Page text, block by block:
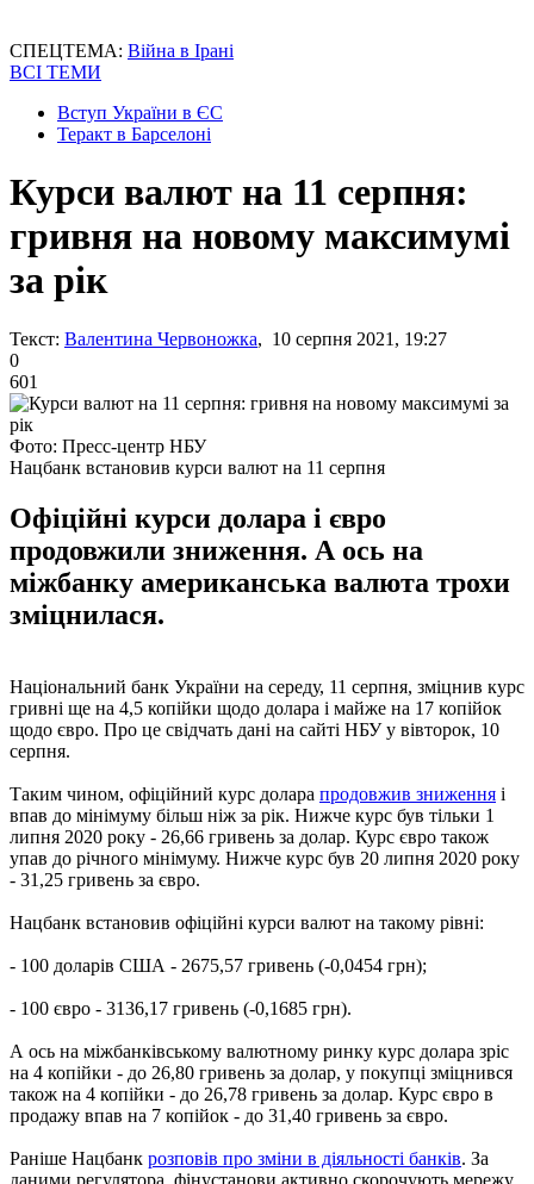
СПЕЦТЕМА: Війна в Ірані
ВСІ ТЕМИ
Вступ України в ЄС
Теракт в Барселоні
Курси валют на 11 серпня:
гривня на новому максимумі
за рік
Текст: Валентина Червоножка, 10 серпня 2021, 19:27
0
601
Фото: Пресс-центр НБУ
Нацбанк встановив курси валют на 11 серпня
Офіційні курси долара і євро
продовжили зниження. А ось на
міжбанку американська валюта трохи
зміцнилася.
Національний банк України на середу, 11 серпня, зміцнив курс
гривні ще на 4,5 копійки щодо долара і майже на 17 копійок
щодо євро. Про це свідчать дані на сайті НБУ у вівторок, 10
серпня.
Таким чином, офіційний курс долара продовжив зниження і
впав до мінімуму більш ніж за рік. Нижче курс був тільки 1
липня 2020 року - 26,66 гривень за долар. Курс євро також
упав до річного мінімуму. Нижче курс був 20 липня 2020 року
- 31,25 гривень за євро.
Нацбанк встановив офіційні курси валют на такому рівні:
- 100 доларів США - 2675,57 гривень (-0,0454 грн);
- 100 євро - 3136,17 гривень (-0,1685 грн).
А ось на міжбанківському валютному ринку курс долара зріс
на 4 копійки - до 26,80 гривень за долар, у покупці зміцнився
також на 4 копійки - до 26,78 гривень за долар. Курс євро в
продажу впав на 7 копійок - до 31,40 гривень за євро.
Раніше Нацбанк розповів про зміни в діяльності банків. За
даними регулятора, фінустанови активно скорочують мережу